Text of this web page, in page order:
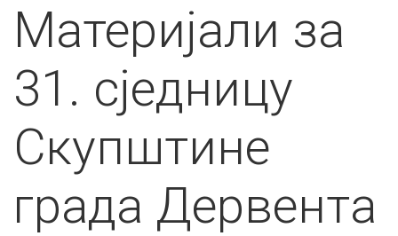
Материјали за
31. сједницу
Скупштине
града Дервента